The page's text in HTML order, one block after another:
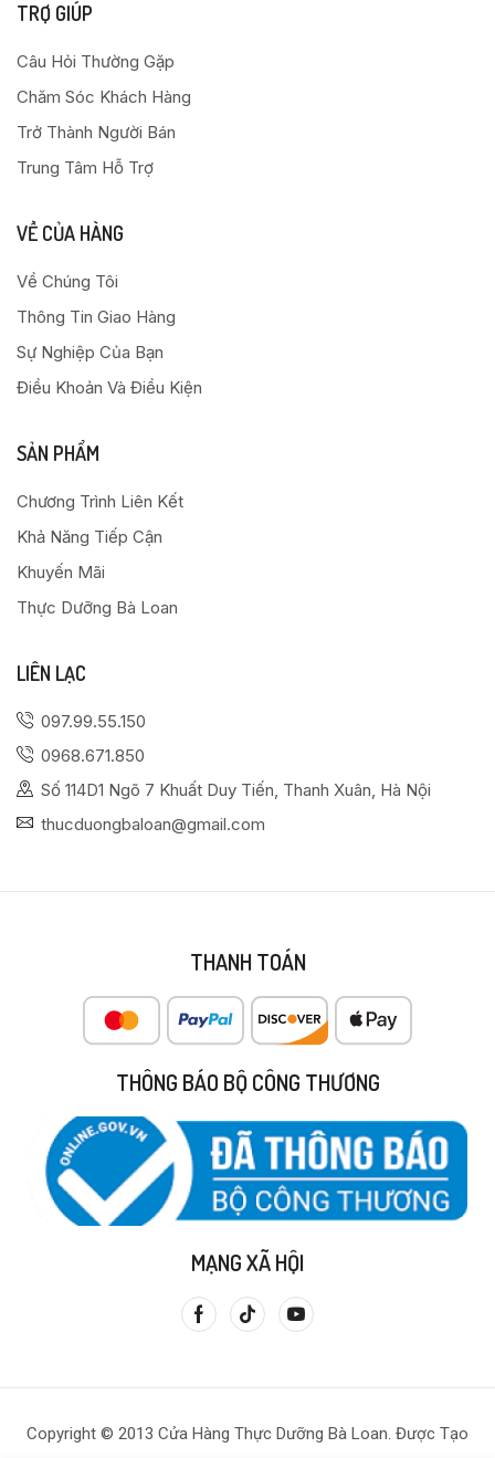
TRỢ GIÚP
Câu Hỏi Thường Gặp
Chăm Sóc Khách Hàng
Trở Thành Người Bán
Trung Tâm Hỗ Trợ
VỀ CỦA HÀNG
Về Chúng Tôi
Thông Tin Giao Hàng
Sự Nghiệp Của Bạn
Điều Khoản Và Điều Kiện
SẢN PHẨM
Chương Trình Liên Kết
Khả Năng Tiếp Cận
Khuyến Mãi
Thực Dưỡng Bà Loan
LIÊN LẠC
097.99.55.150
0968.671.850
Số 114D1 Ngõ 7 Khuất Duy Tiến, Thanh Xuân, Hà Nội
thucduongbaloan@gmail.com
THANH TOÁN
THÔNG BÁO BỘ CÔNG THƯƠNG
MẠNG XÃ HỘI
Copyright © 2013 Cửa Hàng Thực Dưỡng Bà Loan. Được Tạo